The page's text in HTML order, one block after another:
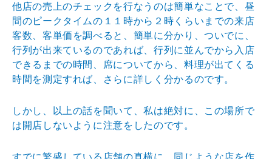
他店の売上のチェックを行なうのは簡単なことで、昼
間のピークタイムの１１時から２時くらいまでの来店
客数、客単価を調べると、簡単に分かり、ついでに、
行列が出来て いるのであれば、行列に並んでから入店
できるまでの時間
、席についてから、料理が出てくる
時間を測定すれば、さ らに詳しく分かるのです。
しかし、以上の話を聞いて、私は絶対に、この場所で
は開 店しないように注意をしたのです。
すでに繁盛している店舗の真横に、同じような店を作